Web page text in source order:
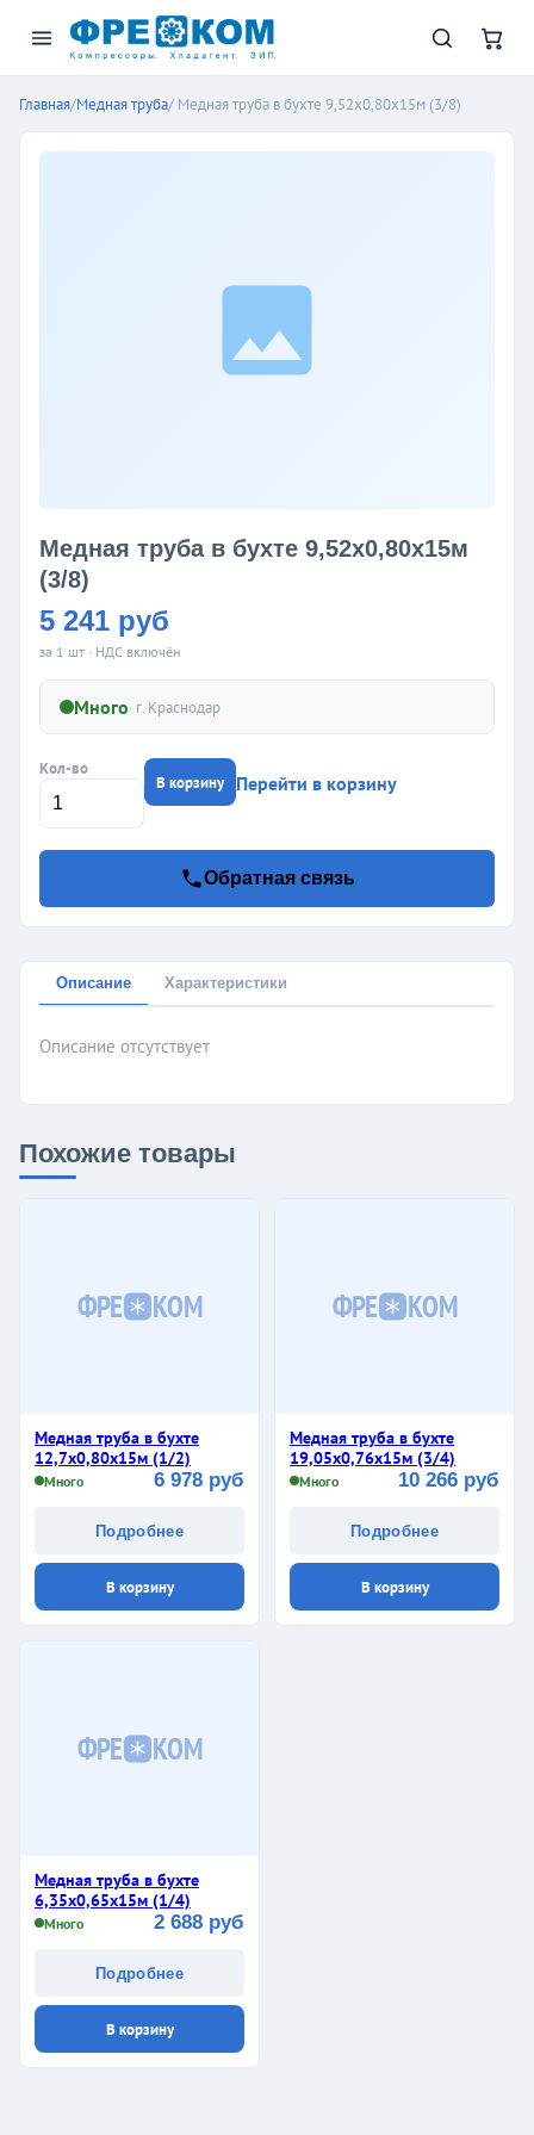
Главная/Медная труба/ Медная труба в бухте 9,52х0,80х15м (3/8)
Медная труба в бухте 9,52х0,80х15м
(3/8)
5 241 руб
за 1 шт · НДС включён
Много· г. Краснодар
Кол-во
В корзину Перейти в корзину
Обратная связь
Описание Характеристики
Описание отсутствует
Похожие товары
ФРЕ КОМ
Медная труба в бухте
12,7х0,80х15м (1/2)
Много 6 978 руб
Подробнее
В корзину
ФРЕ КОМ
Медная труба в бухте
19,05х0,76х15м (3/4)
Много 10 266 руб
Подробнее
В корзину
ФРЕ КОМ
Медная труба в бухте
6,35х0,65х15м (1/4)
Много 2 688 руб
Подробнее
В корзину